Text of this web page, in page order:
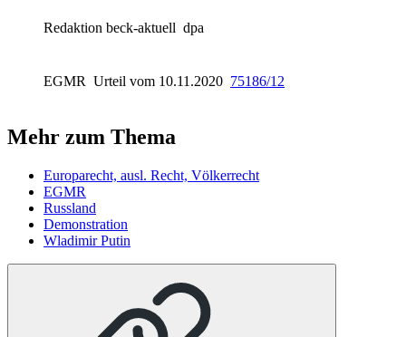
Redaktion beck-aktuell dpa
EGMR Urteil vom 10.11.2020 75186/12
Mehr zum Thema
Europarecht, ausl. Recht, Völkerrecht
EGMR
Russland
Demonstration
Wladimir Putin